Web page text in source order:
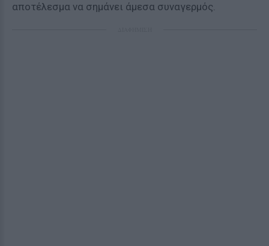
αποτέλεσμα να σημάνει άμεσα συναγερμός.